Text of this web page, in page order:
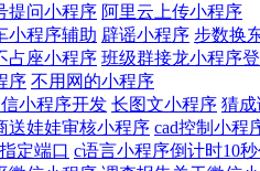
提问小程序 阿里云上传小程序
小程序辅助 辟谣小程序 步数换
占座小程序 班级群接龙小程序
序 不用网的小程序
小程序开发 长图文小程序 猜
送娃娃审核小程序 cad控制小程
定端口 c语言小程序倒计时10